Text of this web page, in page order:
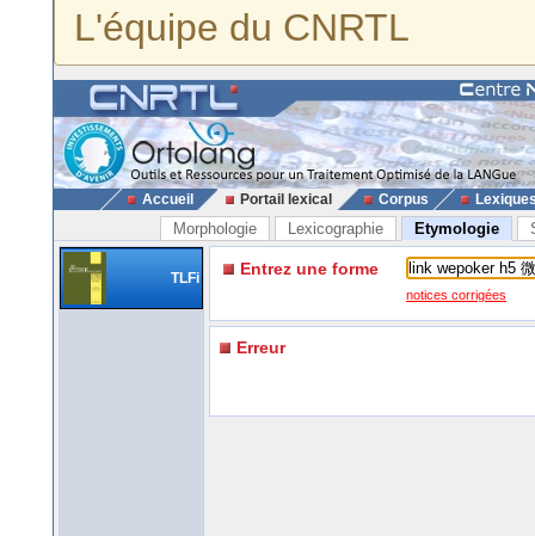
L'équipe du CNRTL
Accueil Portail lexical Corpus
Morphologie Lexicographie Etymologie
TLFi Entrez une forme
notices corrigées
Erreur